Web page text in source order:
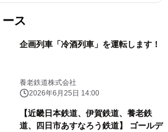
ス
企画列車「冷酒列車」を運転します！
養老鉄道株式会社
2026年6月25日 14:00
【近畿日本鉄道、伊賀鉄道、養老鉄
道、四日市あすなろう鉄道】 ゴールデ